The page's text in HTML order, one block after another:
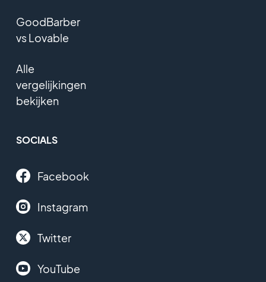
GoodBarber
vs Lovable
Alle
vergelijkingen
bekijken
SOCIALS
Facebook
Instagram
Twitter
YouTube